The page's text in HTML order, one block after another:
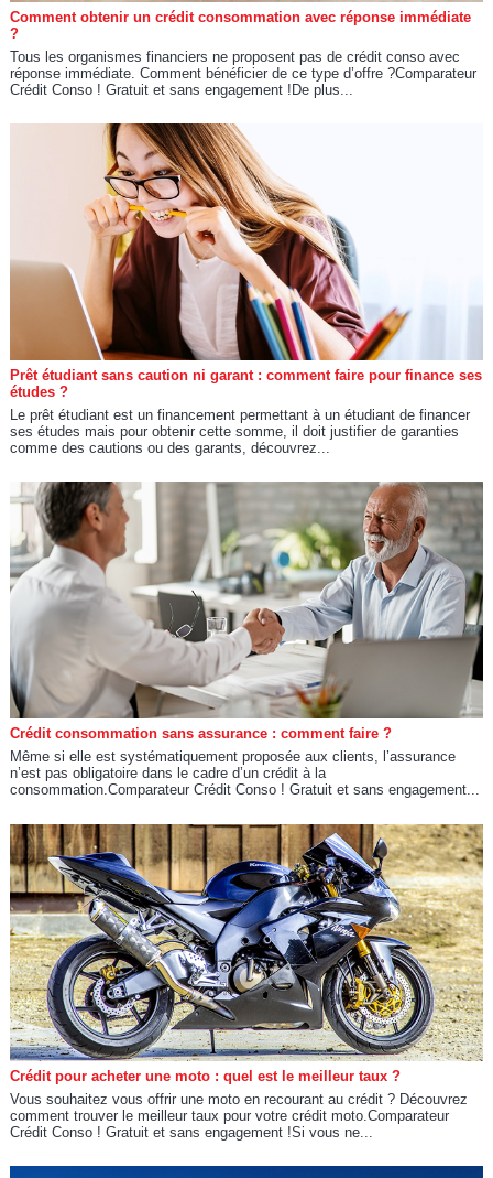
Comment obtenir un crédit consommation avec réponse immédiate
?
Tous les organismes financiers ne proposent pas de crédit conso avec
réponse immédiate. Comment bénéficier de ce type d’offre ?Comparateur
Crédit Conso ! Gratuit et sans engagement !De plus...
Prêt étudiant sans caution ni garant : comment faire pour finance ses
études ?
Le prêt étudiant est un financement permettant à un étudiant de financer
ses études mais pour obtenir cette somme, il doit justifier de garanties
comme des cautions ou des garants, découvrez...
Crédit consommation sans assurance : comment faire ?
Même si elle est systématiquement proposée aux clients, l’assurance
n’est pas obligatoire dans le cadre d’un crédit à la
consommation.Comparateur Crédit Conso ! Gratuit et sans engagement...
Crédit pour acheter une moto : quel est le meilleur taux ?
Vous souhaitez vous offrir une moto en recourant au crédit ? Découvrez
comment trouver le meilleur taux pour votre crédit moto.Comparateur
Crédit Conso ! Gratuit et sans engagement !Si vous ne...